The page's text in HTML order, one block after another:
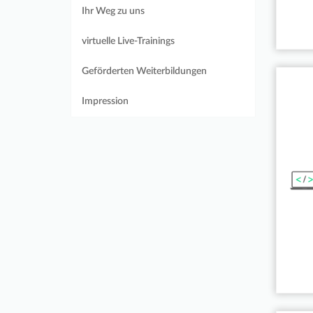
Ihr Weg zu uns
virtuelle Live-Trainings
Geförderten Weiterbildungen
Impression